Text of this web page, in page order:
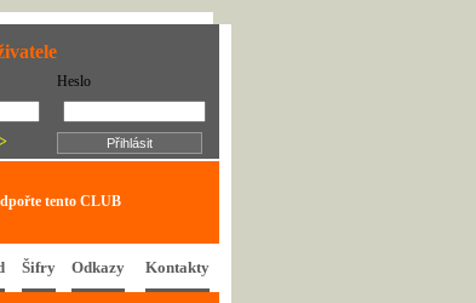
Heslo
tento CLUB
Šifry Odkazy Kontakty